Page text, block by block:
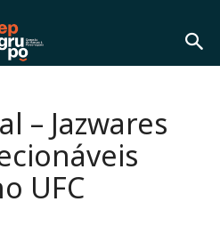
– Jazwares
UFC